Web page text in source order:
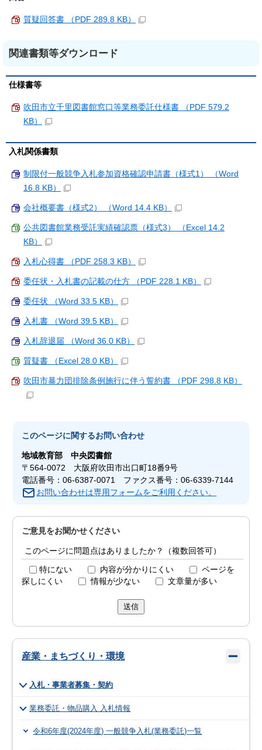
質疑回答書 （PDF 289.8 KB）
関連書類等ダウンロード
仕様書等
吹田市立千里図書館窓口等業務委託仕様書 （PDF 579.2
KB）
入札関係書類
制限付一般競争入札参加資格確認申請書（様式1） （Word
16.8 KB）
会社概要書（様式2） （Word 14.4 KB）
公共図書館業務受託実績確認票（様式3） （Excel 14.2
KB）
入札心得書 （PDF 258.3 KB）
委任状・入札書の記載の仕方 （PDF 228.1 KB）
委任状 （Word 33.5 KB）
入札書 （Word 39.5 KB）
入札辞退届 （Word 36.0 KB）
質疑書 （Excel 28.0 KB）
吹田市暴力団排除条例施行に伴う誓約書 （PDF 298.8 KB）
このページに関するお問い合わせ
地域教育部中央図書館
〒564-0072 大阪府吹田市出口町18番9号
電話番号：06-6387-0071 ファクス番号：06-6339-7144
お問い合わせは専用フォームをご利用ください。
ご意見をお聞かせください
このページに問題点はありましたか？（複数回答可）
特にない 内容が分かりにくい
ページを
探しにくい
情報が少ない 文章量が多い
送信
産業・まちづくり・環境
入札・事業者募集・契約
業務委託・物品購入 入札情報
令和6年度(2024年度) 一般競争入札(業務委託)一覧